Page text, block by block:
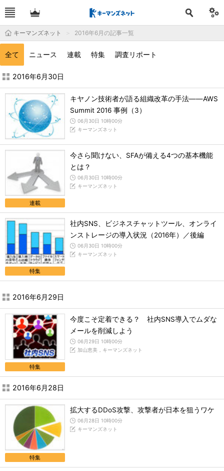
キーマンズネット 2016年6月の記事一覧
全て ニュース 連載 特集 調査リポート
2016年6月の記事一覧 - キーマンズネット
2016年6月30日
キヤノン技術者が語る組織改革の手法――AWS
Summit 2016 事例（3）
06月30日 10時00分
キーマンズネット
連載
今さら聞けない、SFAが備える4つの基本機能
とは？
06月30日 10時00分
キーマンズネット
特集
社内SNS、ビジネスチャットツール、オンライ
ンストレージの導入状況（2016年）／後編
06月30日 10時00分
キーマンズネット
2016年6月29日
特集
今度こそ定着できる？ 社内SNS導入でムダな
メールを削減しよう
06月29日 10時00分
加山恵美，キーマンズネット
2016年6月28日
特集
拡大するDDoS攻撃、攻撃者が日本を狙うワケ
06月28日 10時00分
キーマンズネット